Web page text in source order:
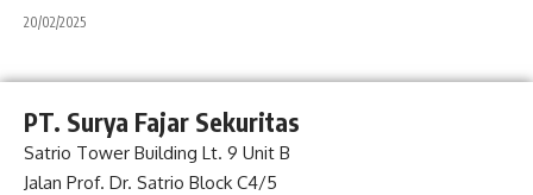
20/02/2025
PT. Surya Fajar Sekuritas
Satrio Tower Building Lt. 9 Unit B
Jalan Prof. Dr. Satrio Block C4/5